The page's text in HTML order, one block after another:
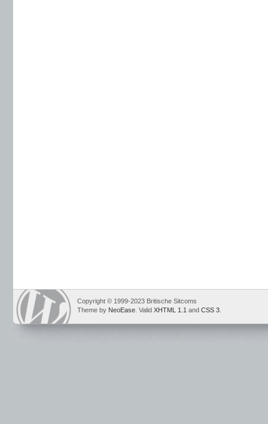
Copyright © 1999-2023 Britische Sitcoms
Theme by NeoEase . Valid XHTML 1.1 and CSS 3